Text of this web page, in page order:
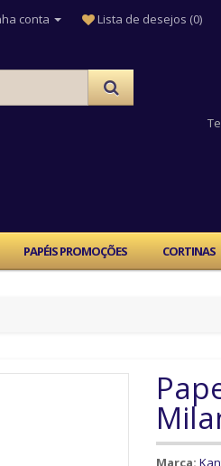
conta Lista de desejos (0)
PAPÉIS PROMOÇÕES CORTINAS
Marca: